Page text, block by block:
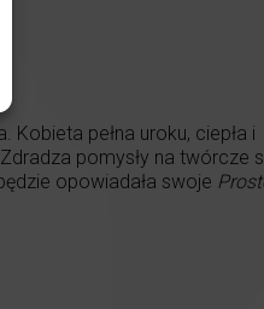
pełna uroku, ciepła i
pomysły na twórcze
opowiadała swoje